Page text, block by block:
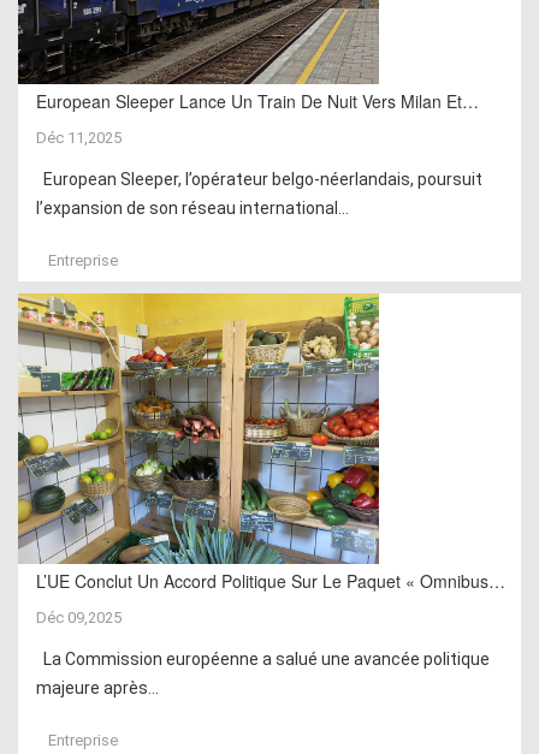
European Sleeper Lance Un Train De Nuit Vers Milan Et…
Déc 11,2025
European Sleeper, l’opérateur belgo-néerlandais, poursuit
l’expansion de son réseau international...
Entreprise
L’UE Conclut Un Accord Politique Sur Le Paquet « Omnibus…
Déc 09,2025
La Commission européenne a salué une avancée politique
majeure après...
Entreprise